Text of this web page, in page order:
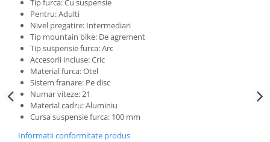
Tip furca: Cu suspensie
Pentru: Adulti
Nivel pregatire: Intermediari
Tip mountain bike: De agrement
Tip suspensie furca: Arc
Accesorii incluse: Cric
Material furca: Otel
Sistem franare: Pe disc
Numar viteze: 21
Material cadru: Aluminiu
Cursa suspensie furca: 100 mm
Informatii conformitate produs